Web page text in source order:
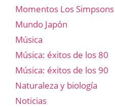
Momentos Los Simpsons
Mundo Japón
Música
Música: éxitos de los 80
Música: éxitos de los 90
Naturaleza y biología
Noticias